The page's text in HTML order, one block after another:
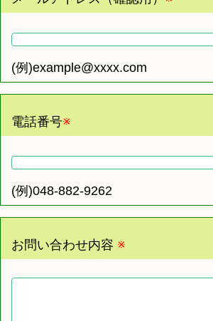
(例)example@xxxx.com
電話番号※
(例)048-882-9262
お問い合わせ内容 ※